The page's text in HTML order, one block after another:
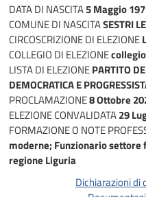
DATA DI NASCITA5 Maggio
COMUNE DI NASCITASESTRI
CIRCOSCRIZIONE DI ELEZIONE
COLLEGIO DI ELEZIONE
LISTA DI ELEZIONEPARTITO
DEMOCRATICA E
PROCLAMAZIONE8 Ottobre
ELEZIONE CONVALIDATA29
FORMAZIONE O NOTE
moderne; Funzionario
regione Liguria
Dichiarazioni di